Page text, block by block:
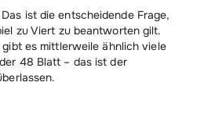
ist die entscheidende Frage,
zu Viert zu beantworten gilt.
es mittlerweile ähnlich viele
48 Blatt – das ist der